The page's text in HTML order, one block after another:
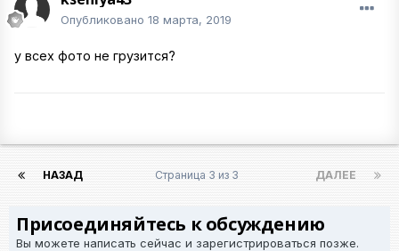
Опубликовано 18 марта, 2019
у всех фото не грузится?
НАЗАД ДАЛЕЕ
Страница 3 из 3
Присоединяйтесь к обсуждению
Вы можете написать сейчас и зарегистрироваться позже.